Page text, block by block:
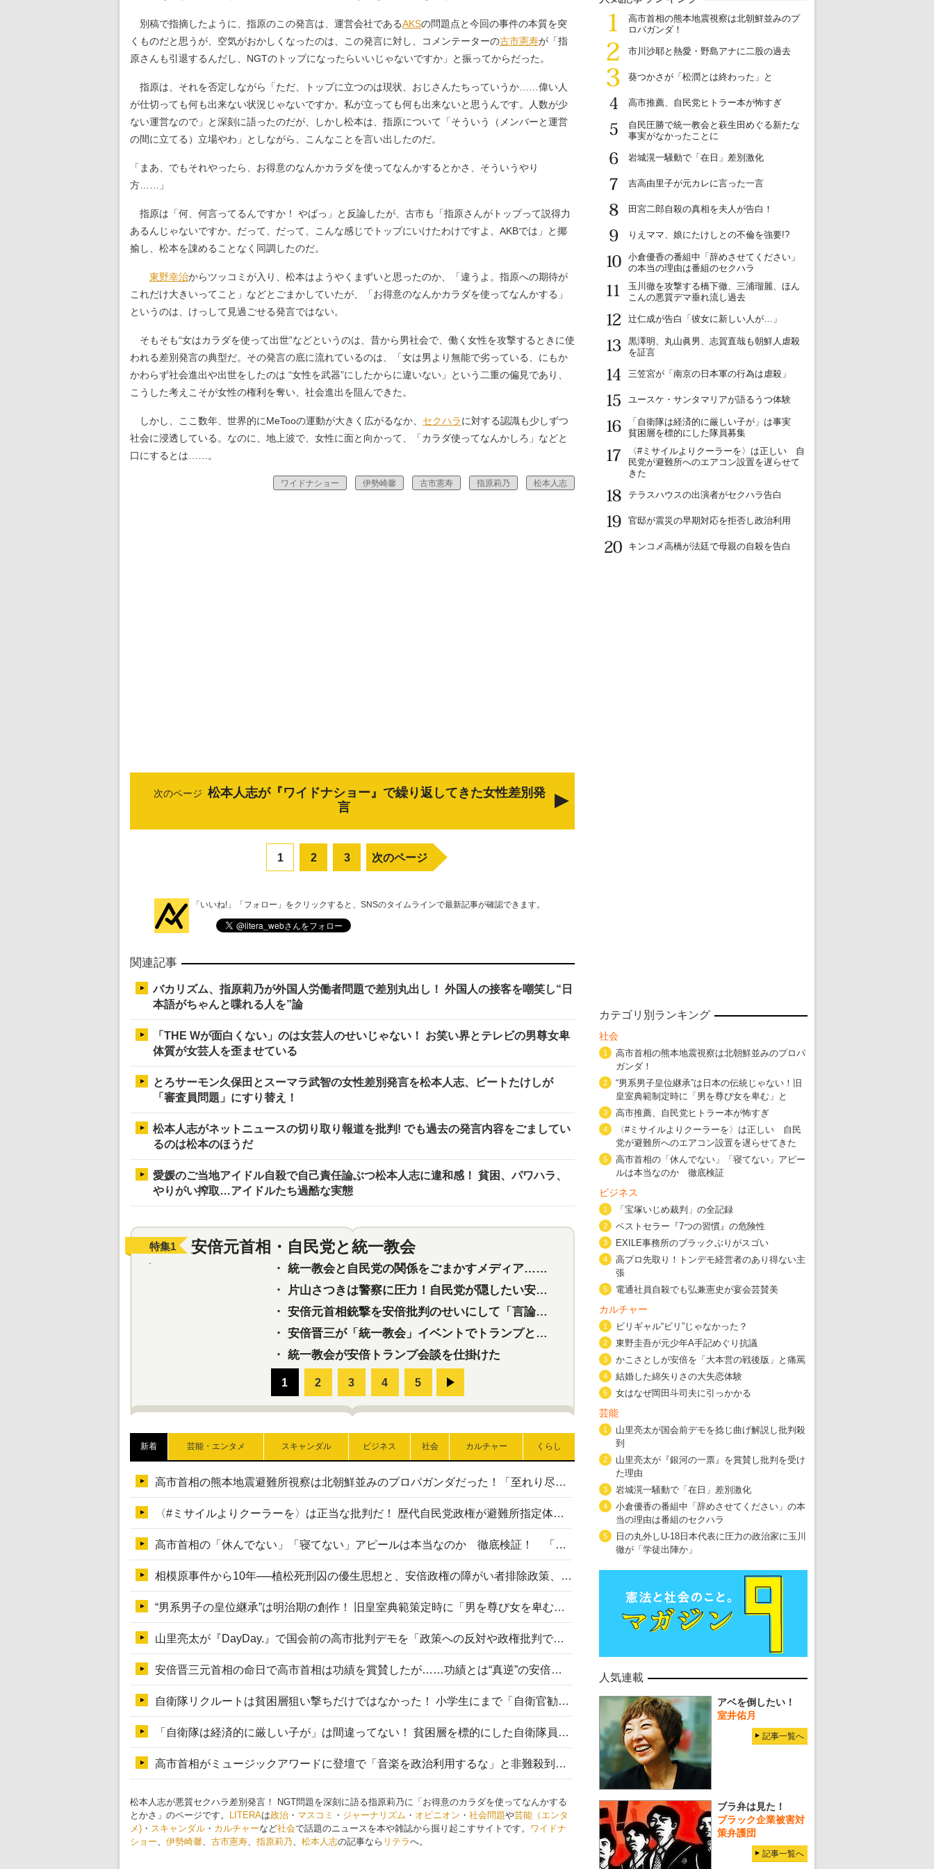
別稿で指摘したように、指原のこの発言は、運営会社であるAKSの問題点と今回の事件の本質を突
くものだと思うが、空気がおかしくなったのは、この発言に対し、コメンテーターの古市憲寿が「指
原さんも引退するんだし、NGTのトップになったらいいじゃないですか」と振ってからだった。
指原は、それを否定しながら「ただ、トップに立つのは現状、おじさんたちっていうか……偉い人
が仕切っても何も出来ない状況じゃないですか。私が立っても何も出来ないと思うんです。人数が少
ない運営なので」と深刻に語ったのだが、しかし松本は、指原について「そういう（メンバーと運営
の間に立てる）立場やわ」としながら、こんなことを言い出したのだ。
「まあ、でもそれやったら、お得意のなんかカラダを使ってなんかするとかさ、そういうやり
方……」
指原は「何、何言ってるんですか！ やばっ」と反論したが、古市も「指原さんがトップって説得力
あるんじゃないですか。だって、だって、こんな感じでトップにいけたわけですよ、AKBでは」と揶
揄し、松本を諌めることなく同調したのだ。
東野幸治からツッコミが入り、松本はようやくまずいと思ったのか、「違うよ。指原への期待が
これだけ大きいってこと」などとごまかしていたが、「お得意のなんかカラダを使ってなんかする」
というのは、けっして見過ごせる発言ではない。
そもそも“女はカラダを使って出世”などというのは、昔から男社会で、働く女性を攻撃するときに使
われる差別発言の典型だ。その発言の底に流れているのは、「女は男より無能で劣っている、にもか
かわらず社会進出や出世をしたのは “女性を武器”にしたからに違いない」という二重の偏見であり、
こうした考えこそが女性の権利を奪い、社会進出を阻んできた。
しかし、ここ数年、世界的にMeTooの運動が大きく広がるなか、 セクハラに対する認識も少しずつ
社会に浸透している。なのに、地上波で、女性に面と向かって、「カラダ使ってなんかしろ」などと
口にするとは……。
ワイドナショー 伊勢崎馨 古市憲寿 指原莉乃 松本人志
次のページ 松本人志が『ワイドナショー』で繰り返してきた女性差別発
言
1 2 3 次のページ
「いいね!」「フォロー」をクリックすると、SNSのタイムラインで最新記事が確認できます。
関連記事
バカリズム、指原莉乃が外国人労働者問題で差別丸出し！ 外国人の接客を嘲笑し“日
本語がちゃんと喋れる人を”論
「THE Wが面白くない」のは女芸人のせいじゃない！ お笑い界とテレビの男尊女卑
体質が女芸人を歪ませている
とろサーモン久保田とスーマラ武智の女性差別発言を松本人志、ビートたけしが
「審査員問題」にすり替え！
松本人志がネットニュースの切り取り報道を批判! でも過去の発言内容をごましてい
るのは松本のほうだ
愛媛のご当地アイドル自殺で自己責任論ぶつ松本人志に違和感！ 貧困、パワハラ、
やりがい搾取…アイドルたち過酷な実態
特集1 安倍元首相・自民党と統一教会
・ 統一教会と自民党の関係をごまかすメディア…民放は有田芳生に発言自粛を要求
・
片山さつきは警察に圧力！自民党が隠したい安倍元首相と統一教会の深い関係
・ 安倍元首相銃撃を安倍批判のせいにして「言論封殺」に利用する自民党応援団
・ 安倍晋三が「統一教会」イベントでトランプと演説！同性婚や夫婦別姓を攻撃
・ 統一教会が安倍トランプ会談を仕掛けた
特集2 東京五輪強行開催特別企画 大ウソだら
・ 五輪入場行進にすぎやまこういちの曲、杉田水脈の
・ 大ウソだらけの東京五輪！ 安倍・菅・森はどんな嘘を
・
五輪関係者が入国当日、築地を散歩！
・ 五輪でIOCラウンジ以外にVIPルーム、広告代理店は物品購入
新着 芸能・エンタメ スキャンダル ビジネス 社会 カルチャー くらし
高市首相の熊本地震避難所視察は北朝鮮並みのプロパガンダだった！「至れり尽くせり」の選ばれた避難所の一方で実態は…
〈#ミサイルよりクーラーを〉は正当な批判だ！ 歴代自民党政権が避難所指定体育館へのエアコン設置を遅らせてきた客観的事実
高市首相の「休んでない」「寝てない」アピールは本当なのか 徹底検証！ 「資料読み込み」「アイロンがけ」も矛盾だらけ…
相模原事件から10年──植松死刑囚の優生思想と、安倍政権の障がい者排除政策、右派勢力の差別主義との関係を改めて問う
“男系男子の皇位継承”は明治期の創作！ 旧皇室典範策定時に「男を尊び女を卑むの慣習、人民の脳髄」とトンデモ論で女性天皇を否定
山里亮太が『DayDay.』で国会前の高市批判デモを「政策への反対や政権批判でない」と捻じ曲げ解説 デモ参加者から批判殺到
安倍晋三元首相の命日で高市首相は功績を賞賛したが……功績とは“真逆”の安倍元首相のトンデモ発言を振り返る
自衛隊リクルートは貧困層狙い撃ちだけではなかった！ 小学生にまで「自衛官勧誘」目的のパンフレット作成
「自衛隊は経済的に厳しい子が」は間違ってない！ 貧困層を標的にした自衛隊員募集、やす子、山上被告も…日本でも進む“経済的徴兵制”
高市首相がミュージックアワードに登壇で「音楽を政治利用するな」と非難殺到！ MAJの国策的本質を批判する声も
松本人志が悪質セクハラ差別発言！ NGT問題を深刻に語る指原莉乃に「お得意のカラダを使ってなんかする
とかさ」のページです。
LITERAは政治 ・ マスコミ ・ ジャーナリズム ・ オピニオン ・ 社会問題や芸能（エンタ
メ) ・ スキャンダル ・ カルチャーなど社会で話題のニュースを本や雑誌から掘り起こすサイトです。 ワイドナ
ショー、 伊勢崎馨、 古市憲寿、 指原莉乃、 松本人志の記事なら リテラへ。
1
高市首相の熊本地震視察は北朝鮮並みのプ
ロパガンダ！
2
市川沙耶と熱愛・野島アナに二股の過去
3
葵つかさが「松潤とは終わった」と
4
高市推薦、自民党ヒトラー本が怖すぎ
5
自民圧勝で統一教会と萩生田めぐる新たな
事実がなかったことに
6
岩城滉一騒動で「在日」差別激化
7
吉高由里子が元カレに言った一言
8
田宮二郎自殺の真相を夫人が告白！
9
りえママ、娘にたけしとの不倫を強要!?
10
小倉優香の番組中「辞めさせてください」
の本当の理由は番組のセクハラ
11
玉川徹を攻撃する橋下徹、三浦瑠麗、ほん
こんの悪質デマ垂れ流し過去
12
辻仁成が告白「彼女に新しい人が…」
13
黒澤明、丸山眞男、志賀直哉も朝鮮人虐殺
を証言
14
三笠宮が「南京の日本軍の行為は虐殺」
15
ユースケ・サンタマリアが語るうつ体験
16
「自衛隊は経済的に厳しい子が」は事実
貧困層を標的にした隊員募集
17
〈#ミサイルよりクーラーを〉は正しい 自
民党が避難所へのエアコン設置を遅らせて
きた
18
テラスハウスの出演者がセクハラ告白
19
官邸が震災の早期対応を拒否し政治利用
20
キンコメ高橋が法廷で母親の自殺を告白
カテゴリ別ランキング
社会
1
高市首相の熊本地震視察は北朝鮮並みのプロパ
ガンダ！
2
“男系男子皇位継承”は日本の伝統じゃない！旧
皇室典範制定時に「男を尊び女を卑む」と
3 高市推薦、自民党ヒトラー本が怖すぎ
4
〈#ミサイルよりクーラーを〉は正しい 自民
党が避難所へのエアコン設置を遅らせてきた
5
高市首相の「休んでない」「寝てない」アピー
ルは本当なのか 徹底検証
ビジネス
1 「宝塚いじめ裁判」の全記録
2 ベストセラー『7つの習慣』の危険性
3 EXILE事務所のブラックぶりがスゴい
4
高プロ先取り！トンデモ経営者のあり得ない主
張
5 電通社員自殺でも弘兼憲史が宴会芸賛美
カルチャー
1 ビリギャル“ビリ”じゃなかった？
2 東野圭吾が元少年A手記めぐり抗議
3 かこさとしが安倍を「大本営の戦後版」と痛罵
4 結婚した綿矢りさの大失恋体験
5 女はなぜ岡田斗司夫に引っかかる
芸能
1
山里亮太が国会前デモを捻じ曲げ解説し批判殺
到
2
山里亮太が『銀河の一票』を賞賛し批判を受け
た理由
3 岩城滉一騒動で「在日」差別激化
4
小倉優香の番組中「辞めさせてください」の本
当の理由は番組のセクハラ
5
日の丸外しU-18日本代表に圧力の政治家に玉川
徹が「学徒出陣か」
人気連載
アベを倒したい！
室井佑月
記事一覧へ
ブラ弁は見た！
ブラック企業被害対
策弁護団
記事一覧へ